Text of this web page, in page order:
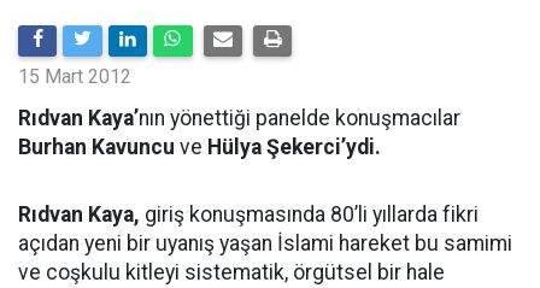
15 Mart 2012
Rıdvan Kaya’nın yönettiği panelde konuşmacılar
Burhan Kavuncu ve Hülya Şekerci’ydi.
Rıdvan Kaya, giriş konuşmasında 80’li yıllarda fikri
açıdan yeni bir uyanış yaşan İslami hareket bu samimi
ve coşkulu kitleyi sistematik, örgütsel bir hale